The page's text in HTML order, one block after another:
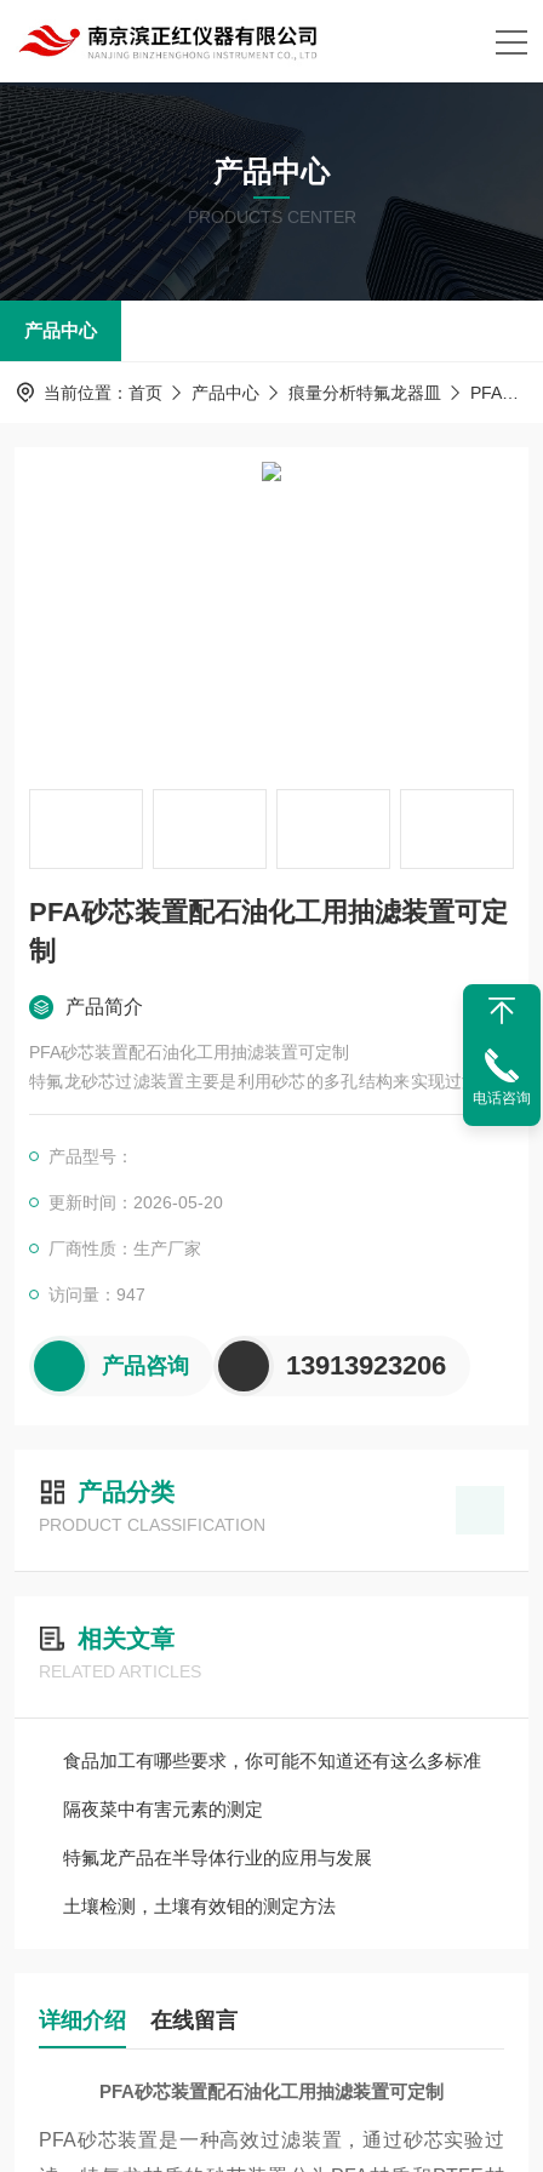
产品中心
PRODUCTS CENTER
产品中心
当前位置： 首页 产品中心 痕量分析特氟龙器皿 PFA器皿
PFA砂芯装置配石油化工用抽滤装置可定
制
产品简介
PFA砂芯装置配石油化工用抽滤装置可定制
特氟龙砂芯过滤装置主要是利用砂芯的多孔结构来实现过滤。砂
芯内部有许多微小的孔隙，当液体或气体通过砂芯时，固体颗粒
到分离和净化的目的。
产品型号：
更新时间：2026-05-20
厂商性质：生产厂家
访问量：947
产品咨询 13913923206
产品分类
PRODUCT CLASSIFICATION
相关文章
RELATED ARTICLES
食品加工有哪些要求，你可能不知道还有这么多标准
隔夜菜中有害元素的测定
特氟龙产品在半导体行业的应用与发展
土壤检测，土壤有效钼的测定方法
详细介绍 在线留言
PFA砂芯装置配石油化工用抽滤装置可定制
PFA砂芯装置是一种高效过滤装置，通过砂芯实验过
电话咨询